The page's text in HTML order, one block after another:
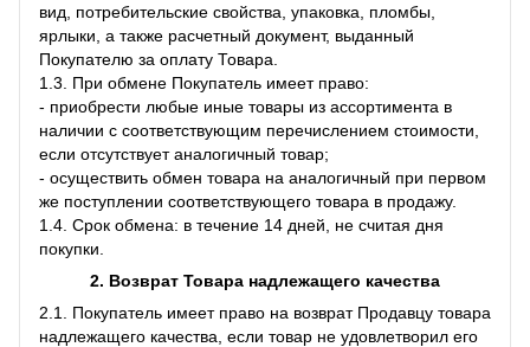
вид, потребительские свойства, упаковка, пломбы,
ярлыки, а также расчетный документ, выданный
Покупателю за оплату Товара.
1.3. При обмене Покупатель имеет право:
- приобрести любые иные товары из ассортимента в
наличии с соответствующим перечислением стоимости,
если отсутствует аналогичный товар;
- осуществить обмен товара на аналогичный при первом
же поступлении соответствующего товара в продажу.
1.4. Срок обмена: в течение 14 дней, не считая дня
покупки.
2. Возврат Товара надлежащего качества
2.1. Покупатель имеет право на возврат Продавцу товара
надлежащего качества, если товар не удовлетворил его